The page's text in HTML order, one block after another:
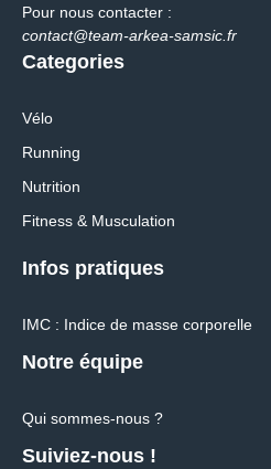
Pour nous contacter :
contact@team-arkea-samsic.fr
Categories
Vélo
Running
Nutrition
Fitness & Musculation
Infos pratiques
IMC : Indice de masse corporelle
Notre équipe
Qui sommes-nous ?
Suiviez-nous !